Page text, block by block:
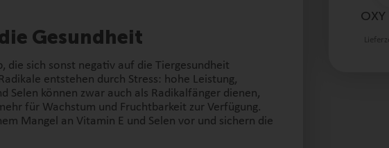
Gesundheit
die sich sonst negativ auf die Tiergesundheit
entstehen durch Stress: hohe Leistung,
Selen können zwar auch als Radikalfänger dienen,
für Wachstum und Fruchtbarkeit zur Verfügung.
Mangel an Vitamin E und Selen vor und sichern die